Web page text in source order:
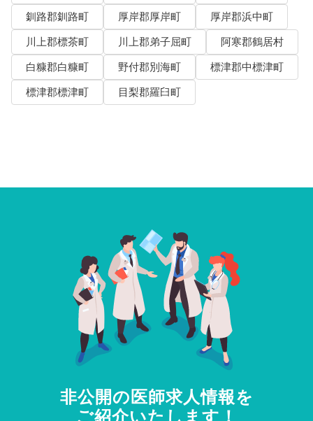
釧路郡釧路町
厚岸郡厚岸町
厚岸郡浜中町
川上郡標茶町
川上郡弟子屈町
阿寒郡鶴居村
白糠郡白糠町
野付郡別海町
標津郡中標津町
標津郡標津町
目梨郡羅臼町
非公開の医師求人情報を
ご紹介いたします！